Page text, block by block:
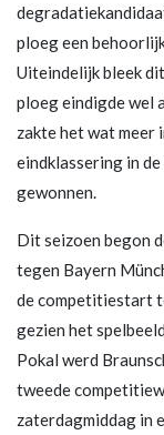
ploeg een
Uiteindelijk bleek
ploeg eindigde wel
zakte het wat meer
eindklassering in
gewonnen.
Dit seizoen begon
tegen Bayern
de competitiestart
gezien het
Pokal werd
tweede
zaterdagmiddag in